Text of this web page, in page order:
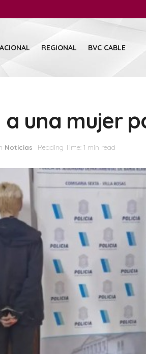
REGIONAL BVC CABLE
a una mujer
Noticias Reading Time: 1 min read